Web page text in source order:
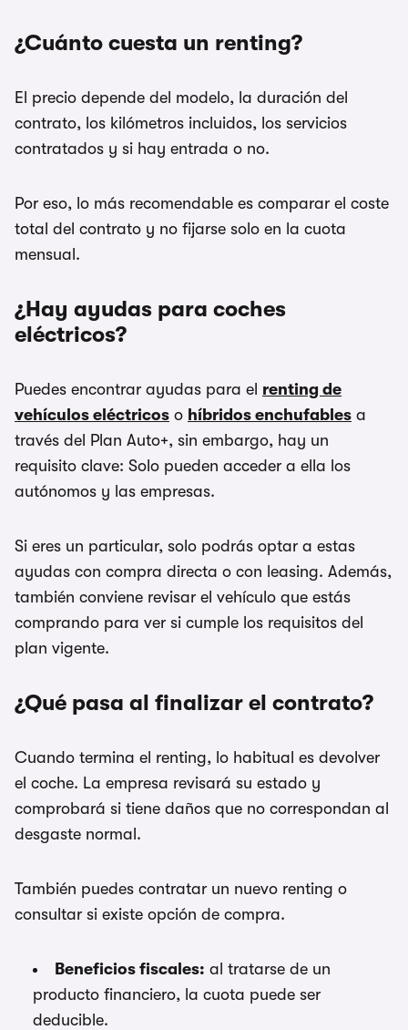
¿Cuánto cuesta un renting?
El precio depende del modelo, la duración del
contrato, los kilómetros incluidos, los servicios
contratados y si hay entrada o no.
Por eso, lo más recomendable es comparar el coste
total del contrato y no fijarse solo en la cuota
mensual.
¿Hay ayudas para coches
eléctricos?
Puedes encontrar ayudas para el renting de
vehículos eléctricos o híbridos enchufables a
través del Plan Auto+, sin embargo, hay un
requisito clave: Solo pueden acceder a ella los
autónomos y las empresas.
Si eres un particular, solo podrás optar a estas
ayudas con compra directa o con leasing. Además,
también conviene revisar el vehículo que estás
comprando para ver si cumple los requisitos del
plan vigente.
¿Qué pasa al finalizar el contrato?
Cuando termina el renting, lo habitual es devolver
el coche. La empresa revisará su estado y
comprobará si tiene daños que no correspondan al
desgaste normal.
También puedes contratar un nuevo renting o
consultar si existe opción de compra.
Beneficios fiscales: al tratarse de un
producto financiero, la cuota puede ser
deducible.